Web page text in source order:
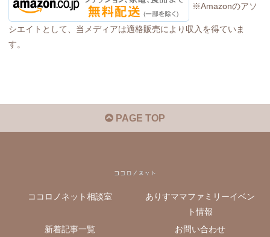
※Amazonのアソ
シエイトとして、当メディアは適格販売により収入を得ていま
す。
PAGE TOP
ココロノネット相談室
ありすママファミリーイベン
ト情報
新着記事一覧
お問い合わせ